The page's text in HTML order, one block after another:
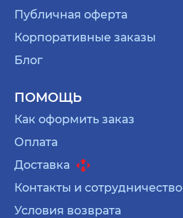
Публичная оферта
Корпоративные заказы
Блог
ПОМОЩЬ
Как оформить заказ
Оплата
Доставка
Контакты и сотрудничество
Условия возврата